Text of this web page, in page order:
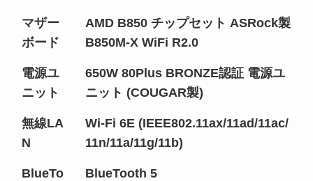
マザー
ボード
AMD B850 チップセット ASRock製
B850M-X WiFi R2.0
電源ユ
ニット
650W 80Plus BRONZE認証 電源ユ
ニット (COUGAR製)
無線LA
N
Wi-Fi 6E (IEEE802.11ax/11ad/11ac/
11n/11a/11g/11b)
BlueTo
BlueTooth 5